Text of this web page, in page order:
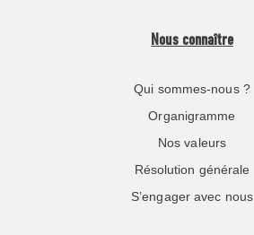
Nous connaître
Qui sommes-nous ?
Organigramme
Nos valeurs
Résolution générale
S’engager avec nous